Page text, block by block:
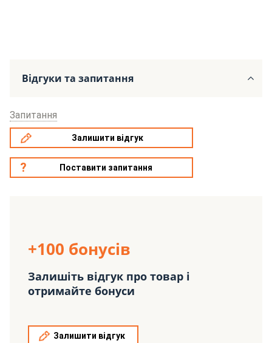
Відгуки та запитання
Запитання
Залишити відгук
Поставити запитання
+100 бонусів
Залишіть відгук про товар і
отримайте бонуси
Залишити відгук